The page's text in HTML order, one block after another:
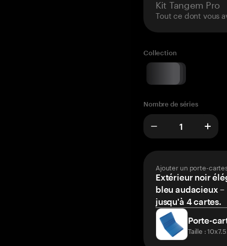
Kit Tangem Pro
Tout ce dont vous
Collection
Nombre de séries
Ajouter un porte-
Extérieur noir
bleu audacieux
jusqu'à 4 cartes.
Porte-
Taille :